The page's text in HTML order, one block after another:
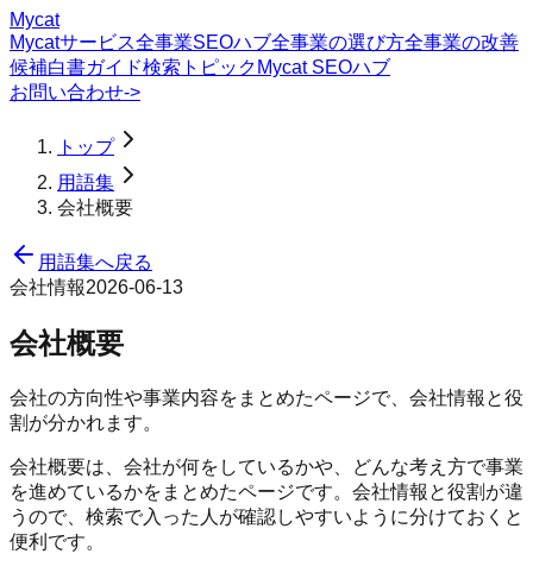
Mycat
Mycatサービス全事業SEOハブ全事業の選び方全事業の改善
候補白書ガイド検索トピック Mycat SEOハブ
お問い合わせ->
トップ
用語集
会社概要
用語集へ戻る
会社情報2026-06-13
会社概要
会社の方向性や事業内容をまとめたページで、会社情報と役
割が分かれます。
会社概要は、会社が何をしているかや、どんな考え方で事業
を進めているかをまとめたページです。会社情報と役割が違
うので、検索で入った人が確認しやすいように分けておくと
便利です。